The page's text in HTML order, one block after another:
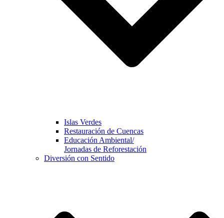
Islas Verdes
Restauración de Cuencas
Educación Ambiental/
Jornadas de Reforestación
Diversión con Sentido